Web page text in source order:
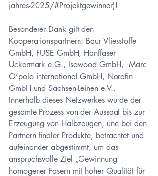
jahres-2025/#Projektgewinner)!
Besonderer Dank gilt den
Kooperationspartnern: Baur Vliesstoffe
GmbH, FUSE GmbH, Hanffaser
Uckermark e.G., Isowood GmbH,  Marc
O’polo international GmbH, Norafin
GmbH und Sachsen-Leinen e.V..
Innerhalb dieses Netzwerkes wurde der
gesamte Prozess von der Aussaat bis zur
Erzeugung von Halbzeugen, und bei den
Partnern finaler Produkte, betrachtet und
aufeinander abgestimmt, um das
anspruchsvolle Ziel „Gewinnung
homogener Fasern mit hoher Qualität für